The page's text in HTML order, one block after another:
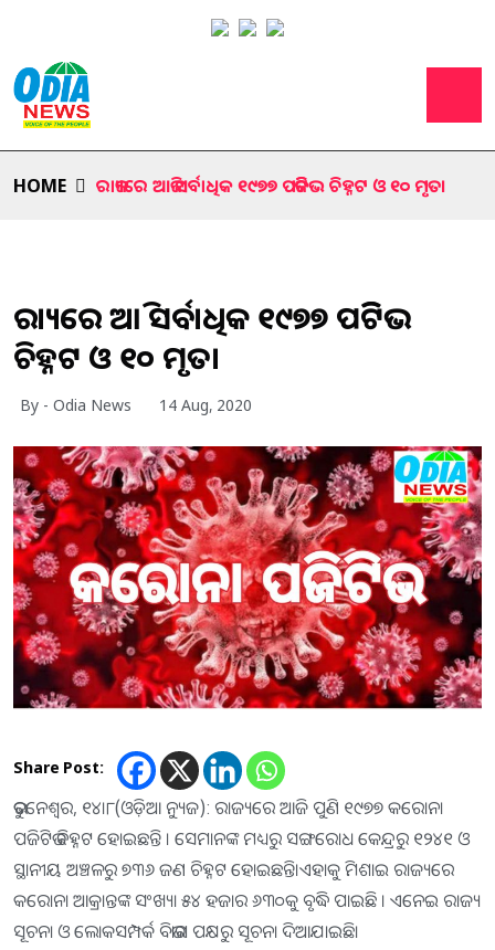
HOME ରାଜ୍ୟରେ ଆଜି ସର୍ବାଧିକ ୧୯୭୭ ପଜିଟିଭ ଚିହ୍ନଟ ଓ ୧୦ ମୃତ।
ରାଜ୍ୟରେ ଆଜି ସର୍ବାଧିକ ୧୯୭୭ ପଜିଟିଭ
ଚିହ୍ନଟ ଓ ୧୦ ମୃତ।
By - Odia News 14 Aug, 2020
Share Post:
ଭୁବନେଶ୍ୱର, ୧୪ା୮(ଓଡ଼ିଆ ନ୍ୟୁଜ): ରାଜ୍ୟରେ ଆଜି ପୁଣି ୧୯୭୭ କରୋନା
ପଜିଟିଭ ଚିହ୍ନଟ ହୋଇଛନ୍ତି । ସେମାନଙ୍କ ମଧ୍ୟରୁ ସଙ୍ଗରୋଧ କେନ୍ଦ୍ରରୁ ୧୨୪୧ ଓ
ସ୍ଥାନୀୟ ଅଞ୍ଚଳରୁ ୭୩୬ ଜଣ ଚିହ୍ନଟ ହୋଇଛନ୍ତି।ଏହାକୁ ମିଶାଇ ରାଜ୍ୟରେ
କରୋନା ଆକ୍ରାନ୍ତଙ୍କ ସଂଖ୍ୟା ୫୪ ହଜାର ୬୩୦କୁ ବୃଦ୍ଧି ପାଇଛି । ଏନେଇ ରାଜ୍ୟ
ସୂଚନା ଓ ଲୋକସମ୍ପର୍କ ବିଭାଗ ପକ୍ଷରୁ ସୂଚନା ଦିଆଯାଇଛି।